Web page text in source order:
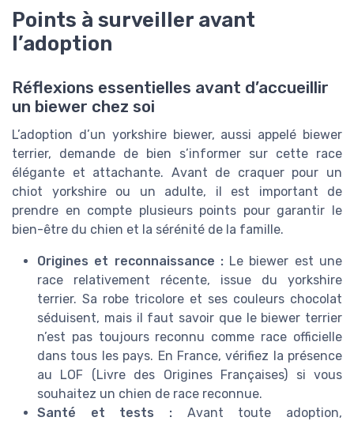
Points à surveiller avant
l’adoption
Réflexions essentielles avant d’accueillir
un biewer chez soi
L’adoption d’un yorkshire biewer, aussi appelé biewer
terrier, demande de bien s’informer sur cette race
élégante et attachante. Avant de craquer pour un
chiot yorkshire ou un adulte, il est important de
prendre en compte plusieurs points pour garantir le
bien-être du chien et la sérénité de la famille.
Origines et reconnaissance :Le biewer est une
race relativement récente, issue du yorkshire
terrier. Sa robe tricolore et ses couleurs chocolat
séduisent, mais il faut savoir que le biewer terrier
n’est pas toujours reconnu comme race officielle
dans tous les pays. En France, vérifiez la présence
au LOF (Livre des Origines Françaises) si vous
souhaitez un chien de race reconnue.
Santé et tests : Avant toute adoption,